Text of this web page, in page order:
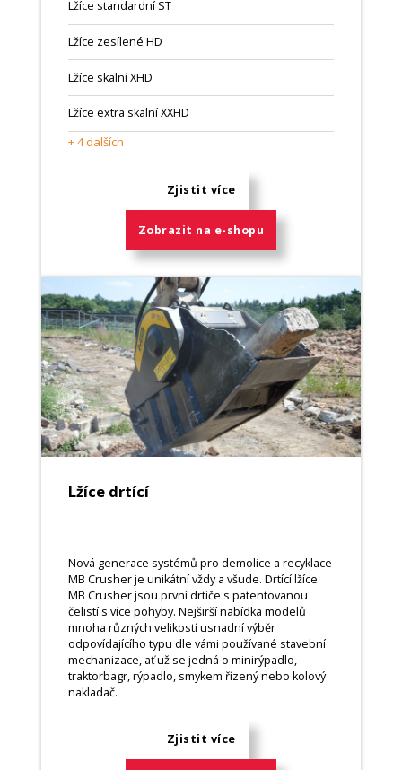
Lžíce standardní ST
Lžíce zesílené HD
Lžíce skalní XHD
Lžíce extra skalní XXHD
+ 4 dalších
Zjistit více
Zobrazit na e-shopu
Lžíce drtící
Nová generace systémů pro demolice a recyklace
MB Crusher je unikátní vždy a všude. Drtící lžíce
MB Crusher jsou první drtiče s patentovanou
čelistí s více pohyby. Nejširší nabídka modelů
mnoha různých velikostí usnadní výběr
odpovídajícího typu dle vámi používané stavební
mechanizace, ať už se jedná o minirýpadlo,
traktorbagr, rýpadlo, smykem řízený nebo kolový
nakladač.
Zjistit více